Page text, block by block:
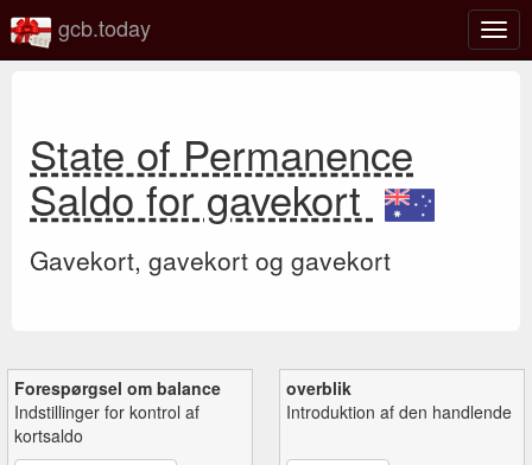
Slå
gcb.today
State of Permanence
Saldo for gavekort
Gavekort, gavekort og gavekort
Forespørgsel om balance
Indstillinger for kontrol af
kortsaldo
overblik
Introduktion af den handlende